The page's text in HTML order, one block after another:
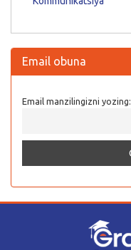
Email obuna
Email manzilingizni yozing: